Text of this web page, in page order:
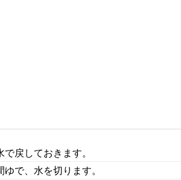
戻しておきます。
で、水を切ります。